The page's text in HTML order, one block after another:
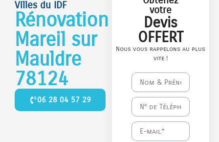
Villes du IDF
Rénovation
Mareil sur
Mauldre
78124
06 28 04 57 29
votre
Devis
OFFERT
Nous vous rappelons au plus
vite !